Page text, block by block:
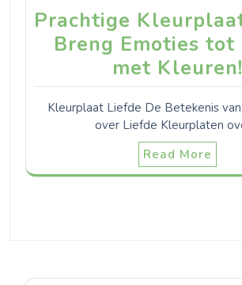
Prachtige
Breng Emoties tot
met Kleuren!
Kleurplaat Liefde De Betekenis
over Liefde Kleurplaten
Read More